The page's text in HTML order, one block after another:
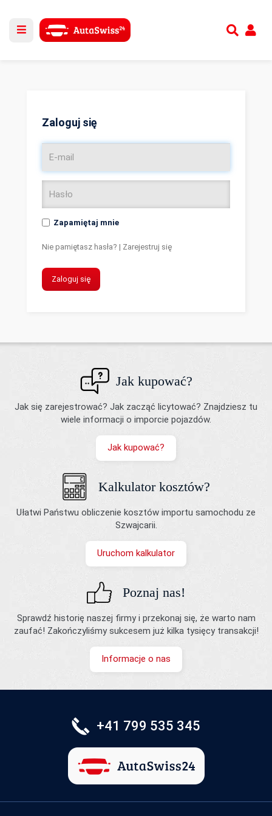
Zaloguj się
Zapamiętaj mnie
Nie pamiętasz hasła? | Zarejestruj się
Zaloguj się
Jak kupować?
Jak się zarejestrować? Jak zacząć licytować? Znajdziesz tu
wiele informacji o imporcie pojazdów.
Jak kupować?
Kalkulator kosztów?
Ułatwi Państwu obliczenie kosztów importu samochodu ze
Szwajcarii.
Uruchom kalkulator
Poznaj nas!
Sprawdź historię naszej firmy i przekonaj się, że warto nam
zaufać! Zakończyliśmy sukcesem już kilka tysięcy transakcji!
Informacje o nas
+41 799 535 345